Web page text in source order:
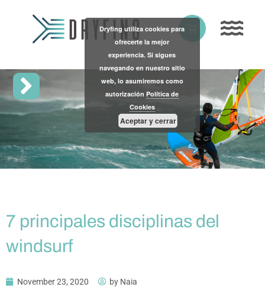
Basket
7 principales disciplinas del
windsurf
November 23, 2020 by Naia
Dryfing utiliza cookies para
ofrecerte la mejor
experiencia. Si sigues
navegando en nuestro sitio
web, lo asumiremos como
autorización Política de
Cookies
Aceptar y cerrar